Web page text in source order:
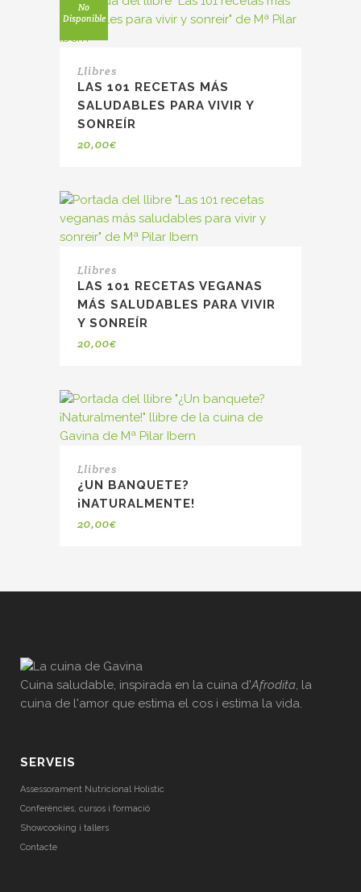
No
Disponible
Llibres
LAS 101 RECETAS MÁS
SALUDABLES PARA VIVIR Y
SONREÍR
20,00€
Llibres
LAS 101 RECETAS VEGANAS
MÁS SALUDABLES PARA VIVIR
Y SONREÍR
20,00€
Llibres
¿UN BANQUETE?
¡NATURALMENTE!
20,00€
Cuina saludable, inspirada en la cuina d'Afrodita, la
cuina de l'amor que estima el cos i estima la vida.
SERVEIS
Assessorament Nutricional Holístic
Conferències, cursos i formació
Showcooking i tallers
Contacte